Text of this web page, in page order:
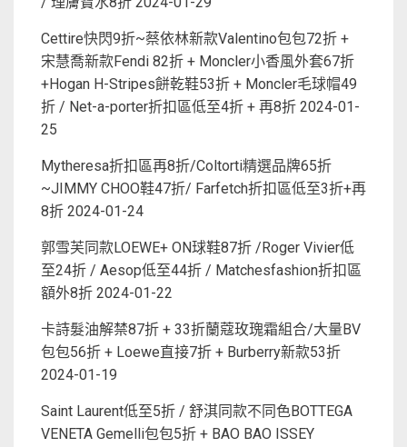
Cettire快閃9折~蔡依林新款Valentino包包72折 +
宋慧喬新款Fendi 82折 + Moncler小香風外套67折
+Hogan H-Stripes餅乾鞋53折 + Moncler毛球帽49
折 / Net-a-porter折扣區低至4折 + 再8折 2024-01-
25
Mytheresa折扣區再8折/Coltorti精選品牌65折
~JIMMY CHOO鞋47折/ Farfetch折扣區低至3折+再
8折 2024-01-24
郭雪芙同款LOEWE+ ON球鞋87折 /Roger Vivier低
至24折 / Aesop低至44折 / Matchesfashion折扣區
額外8折 2024-01-22
卡詩髮油解禁87折 + 33折蘭蔻玫瑰霜組合/大量BV
包包56折 + Loewe直接7折 + Burberry新款53折
2024-01-19
Saint Laurent低至5折 / 舒淇同款不同色BOTTEGA
VENETA Gemelli包包5折 + BAO BAO ISSEY